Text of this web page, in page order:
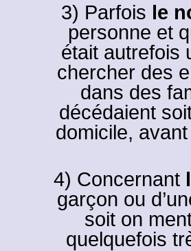
3) Parfois le
personne et
était autrefois
chercher des
dans des
décédaient
domicile,
4) Concernant
garçon ou
soit on
quelquefois